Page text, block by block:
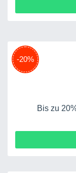
-20%
Bis zu